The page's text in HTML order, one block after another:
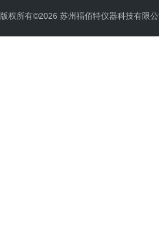
版权所有©2026 苏州福佰特仪器科技有限